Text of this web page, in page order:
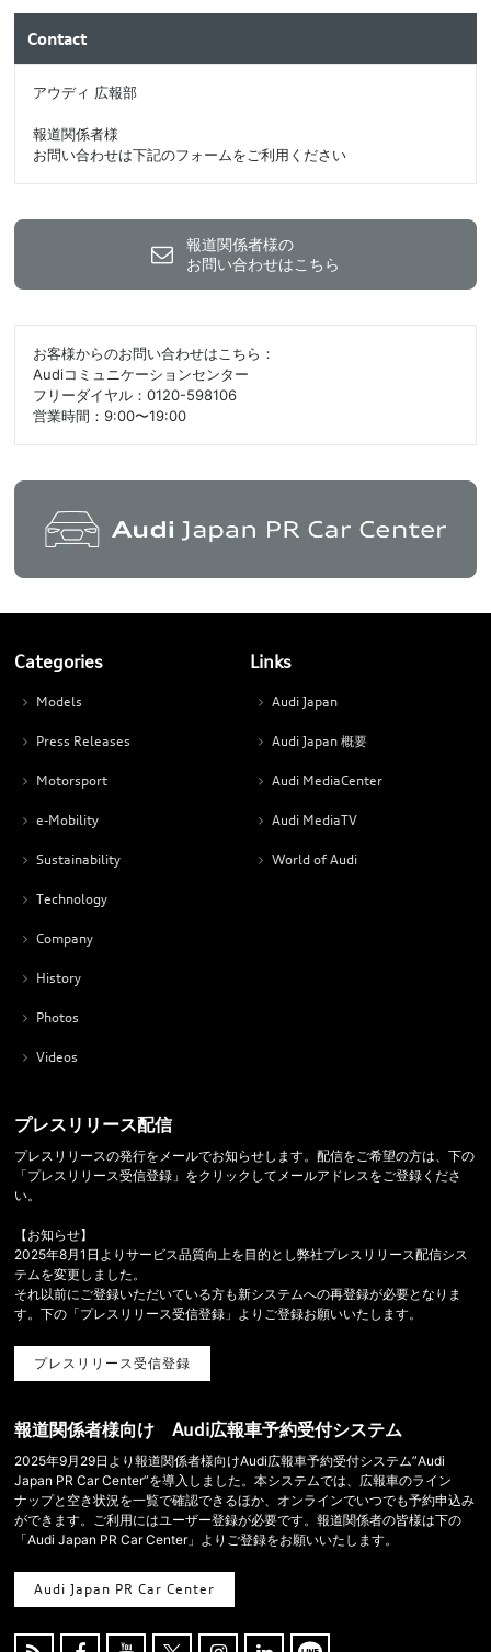
Contact
アウディ 広報部
報道関係者様
お問い合わせは下記のフォームをご利用ください
報道関係者様の
お問い合わせはこちら
お客様からのお問い合わせはこちら：
Audiコミュニケーションセンター
フリーダイヤル：0120-598106
営業時間：9:00〜19:00
Categories
Models
Press Releases
Motorsport
e-Mobility
Sustainability
Technology
Company
History
Photos
Videos
Links
Audi Japan
Audi Japan 概要
Audi MediaCenter
Audi MediaTV
World of Audi
プレスリリース配信
プレスリリースの発行をメールでお知らせします。配信をご希望の方は、下の
「プレスリリース受信登録」をクリックしてメールアドレスをご登録くださ
い。
【お知らせ】
2025年8月1日よりサービス品質向上を目的とし弊社プレスリリース配信シス
テムを変更しました。
それ以前にご登録いただいている方も新システムへの再登録が必要となりま
す。下の「プレスリリース受信登録」よりご登録お願いいたします。
プレスリリース受信登録
報道関係者様向け Audi広報車予約受付システム
2025年9月29日より報道関係者様向けAudi広報車予約受付システム”Audi
Japan PR Car Center”を導入しました。本システムでは、広報車のライン
ナップと空き状況を一覧で確認できるほか、オンラインでいつでも予約申込み
ができます。ご利用にはユーザー登録が必要です。報道関係者の皆様は下の
「Audi Japan PR Car Center」よりご登録をお願いいたします。
Audi Japan PR Car Center